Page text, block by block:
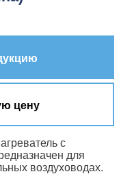
цену
с
для
воздуховодах.